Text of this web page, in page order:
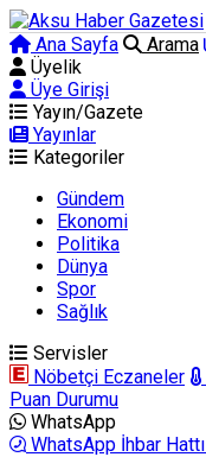
Ana Sayfa Arama
Üyelik
Üye Girişi
Yayın/Gazete
Yayınlar
Kategoriler
Gündem
Ekonomi
Politika
Dünya
Spor
Sağlık
Servisler
Nöbetçi Eczaneler
Puan Durumu
WhatsApp
WhatsApp İhbar Hattı